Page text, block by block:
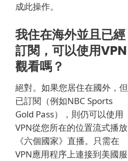
成此操作。
我住在海外並且已經
訂閱，可以使用VPN
觀看嗎？
絕對。 如果您居住在國外，但
已訂閱（例如NBC Sports
Gold Pass），則仍可以使用
VPN從您所在的位置流式播放
《六個國家》直播。 只需在
VPN應用程序上連接到美國服